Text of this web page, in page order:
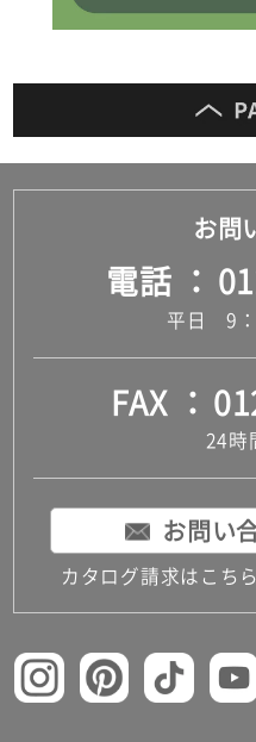
お問
電話
平日 9
FAX
24時
お問い
カタログ請求はこちら